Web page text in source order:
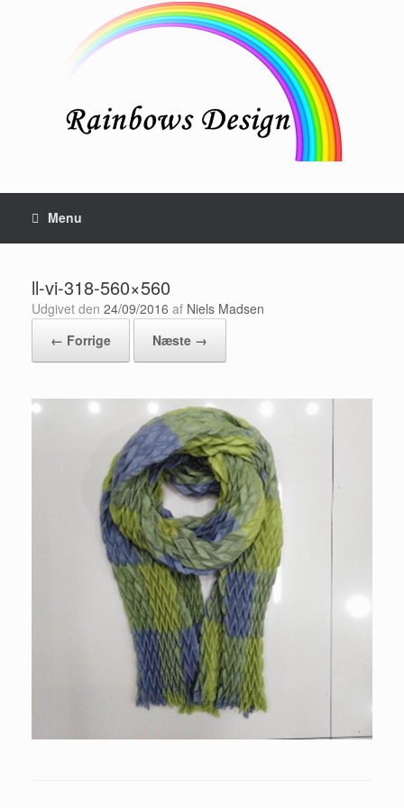
Menu
ll-vi-318-560×560
Udgivet den 24/09/2016 af Niels Madsen
← Forrige
Næste →